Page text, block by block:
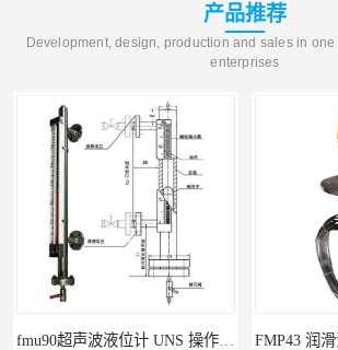
产品推荐
Development, design, production and sales in
enterprises
FMP43 润滑油雷达液位计 能够提供定制服务